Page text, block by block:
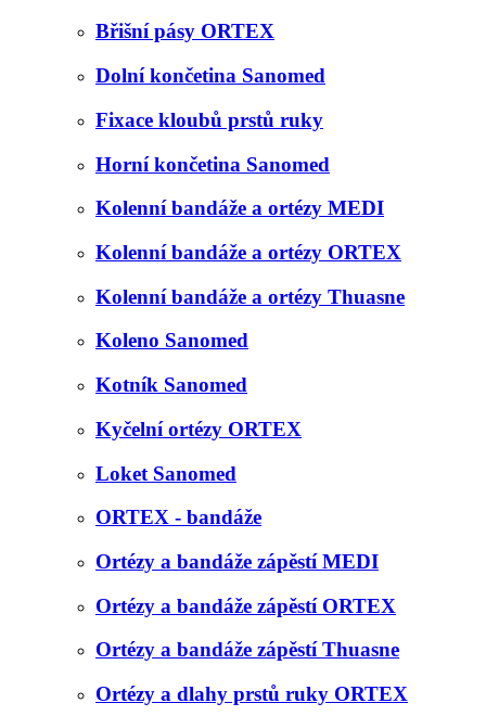
Břišní pásy ORTEX
Dolní končetina Sanomed
Fixace kloubů prstů ruky
Horní končetina Sanomed
Kolenní bandáže a ortézy MEDI
Kolenní bandáže a ortézy ORTEX
Kolenní bandáže a ortézy Thuasne
Koleno Sanomed
Kotník Sanomed
Kyčelní ortézy ORTEX
Loket Sanomed
ORTEX - bandáže
Ortézy a bandáže zápěstí MEDI
Ortézy a bandáže zápěstí ORTEX
Ortézy a bandáže zápěstí Thuasne
Ortézy a dlahy prstů ruky ORTEX